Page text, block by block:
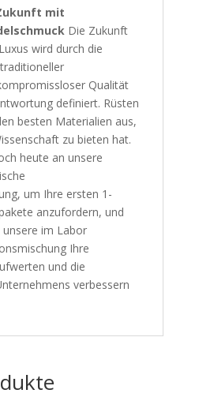
mit
Die Zukunft
wird durch die
Qualität
definiert. Rüsten
besten Materialien aus,
zu bieten hat.
heute an unsere
um Ihre ersten 1-
anzufordern, und
unsere im Labor
Ihre
und die
verbessern